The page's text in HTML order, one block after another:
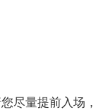
尽量提前入场，